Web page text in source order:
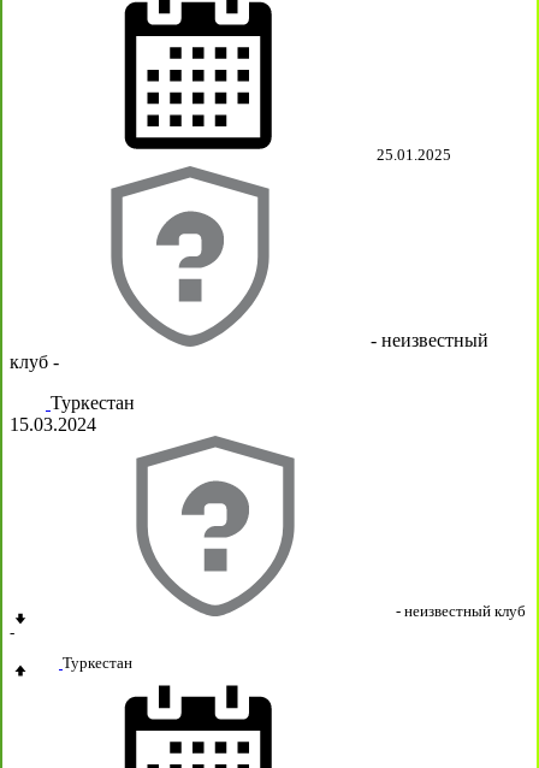
25.01.2025
- неизвестный
клуб -
Туркестан
15.03.2024
- неизвестный клуб
-
Туркестан